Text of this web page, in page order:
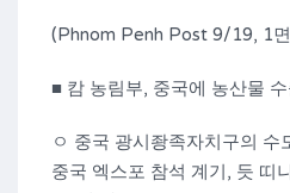
(Phnom Penh Post 9/19, 1
■ 캄 농림부, 중국에 농산물
ㅇ 중국 광시좡족자치구의
중국 엑스포 참석 계기, 듯 띠